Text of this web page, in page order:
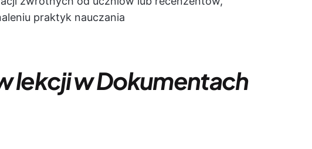
praktyk nauczania
lekcji w Dokumentach